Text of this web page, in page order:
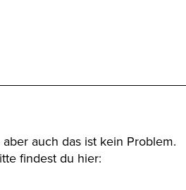
auch das ist kein Problem.
findest du hier: